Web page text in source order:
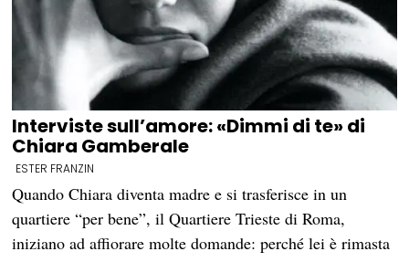
Interviste sull’amore: «Dimmi di te» di
Chiara Gamberale
ESTER FRANZIN
Quando Chiara diventa madre e si trasferisce in un
quartiere “per bene”, il Quartiere Trieste di Roma,
iniziano ad affiorare molte domande: perché lei è rimasta